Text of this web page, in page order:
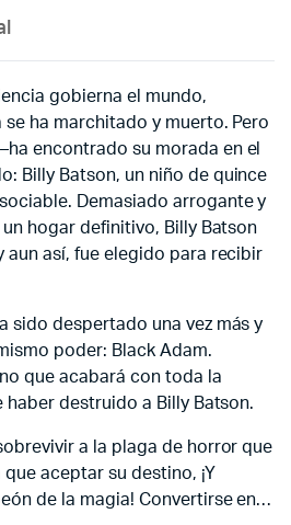
gobierna el mundo,
se ha marchitado y muerto. Pero
encontrado su morada en el
Billy Batson, un niño de quince
Demasiado arrogante y
hogar definitivo, Billy Batson
así, fue elegido para recibir
sido despertado una vez más y
poder: Black Adam.
que acabará con toda la
haber destruido a Billy Batson.
a la plaga de horror que
aceptar su destino, ¡Y
de la magia! Convertirse en…